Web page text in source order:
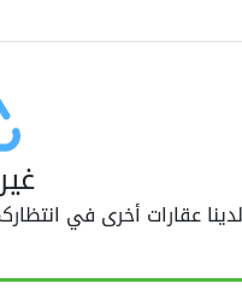
مشاركة
لدينا عقارات أخرى في